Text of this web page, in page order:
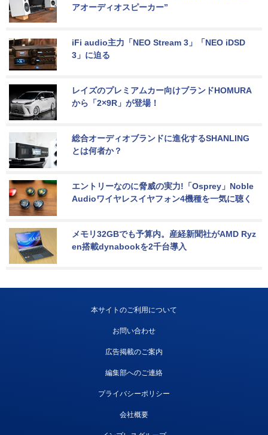
アオーディオスピーカー”
iFi audio主力「NEO Stream 3」「NEO iDSD
3」に迫る
レイズのプレミアムカー向けブランドHOMURA
から「2×9R」が登場！
総合オーディオブランドに進化するSHANLING
とは何者か？
エントリーなのに脅威の実力!「Osprey」Noble
Audioワイヤレスイヤフォン4機種を一気に聴く
メモリ32GBでも予算内。産経新聞社がAMD Ryz
en搭載dynabookを2千台導入
本サイトのご利用について
お問い合わせ
広告掲載のご案内
編集部へのご連絡
プライバシーポリシー
会社概要